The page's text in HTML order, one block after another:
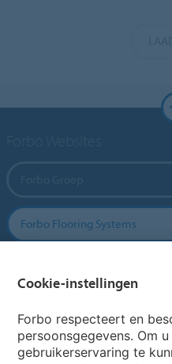
Forbo Flooring Systems
Website
Cookie-instellingen
Forbo respecteert en
persoonsgegevens. Om
gebruikerservaring te